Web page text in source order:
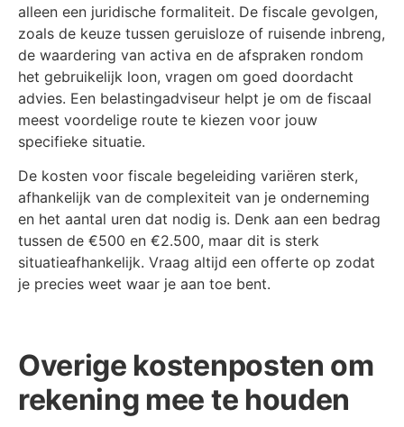
alleen een juridische formaliteit. De fiscale gevolgen,
zoals de keuze tussen geruisloze of ruisende inbreng,
de waardering van activa en de afspraken rondom
het gebruikelijk loon, vragen om goed doordacht
advies. Een belastingadviseur helpt je om de fiscaal
meest voordelige route te kiezen voor jouw
specifieke situatie.
De kosten voor fiscale begeleiding variëren sterk,
afhankelijk van de complexiteit van je onderneming
en het aantal uren dat nodig is. Denk aan een bedrag
tussen de €500 en €2.500, maar dit is sterk
situatieafhankelijk. Vraag altijd een offerte op zodat
je precies weet waar je aan toe bent.
Overige kostenposten om
rekening mee te houden